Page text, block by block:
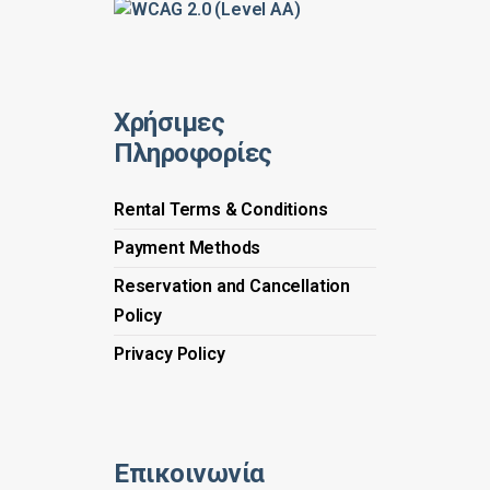
Χρήσιμες
Πληροφορίες
Rental Terms & Conditions
Payment Methods
Reservation and Cancellation
Policy
Privacy Policy
Επικοινωνία